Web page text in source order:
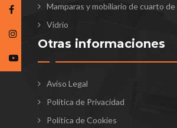
Mamparas y mobiliario de cuarto de
Vidrio
Otras informaciones
Aviso Legal
Política de Privacidad
Política de Cookies